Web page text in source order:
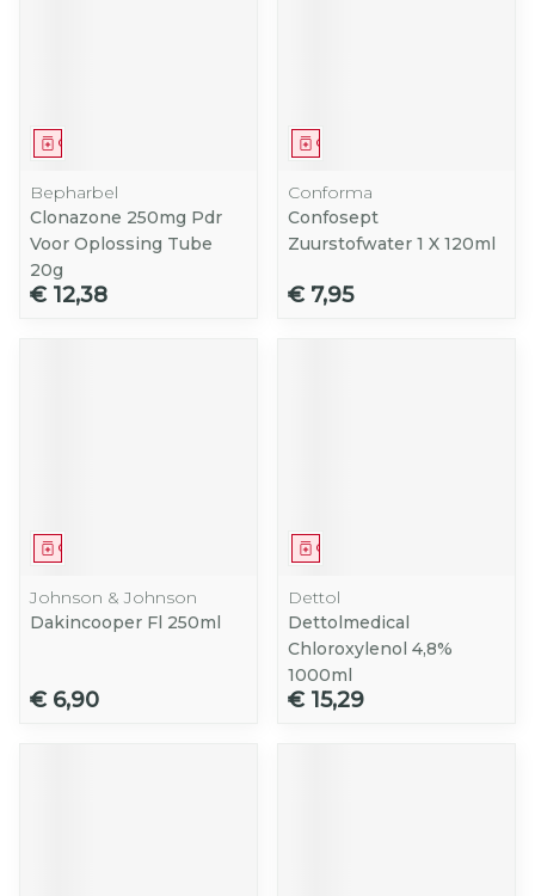
Geneesmiddel
Bepharbel
Clonazone 250mg Pdr
Voor Oplossing Tube
20g
€ 12,38
Geneesmiddel
Conforma
Confosept
Zuurstofwater 1 X 120ml
€ 7,95
Geneesmiddel
Johnson & Johnson
Dakincooper Fl 250ml
€ 6,90
Geneesmiddel
Dettol
Dettolmedical
Chloroxylenol 4,8%
1000ml
€ 15,29